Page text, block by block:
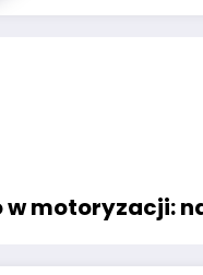
w motoryzacji: